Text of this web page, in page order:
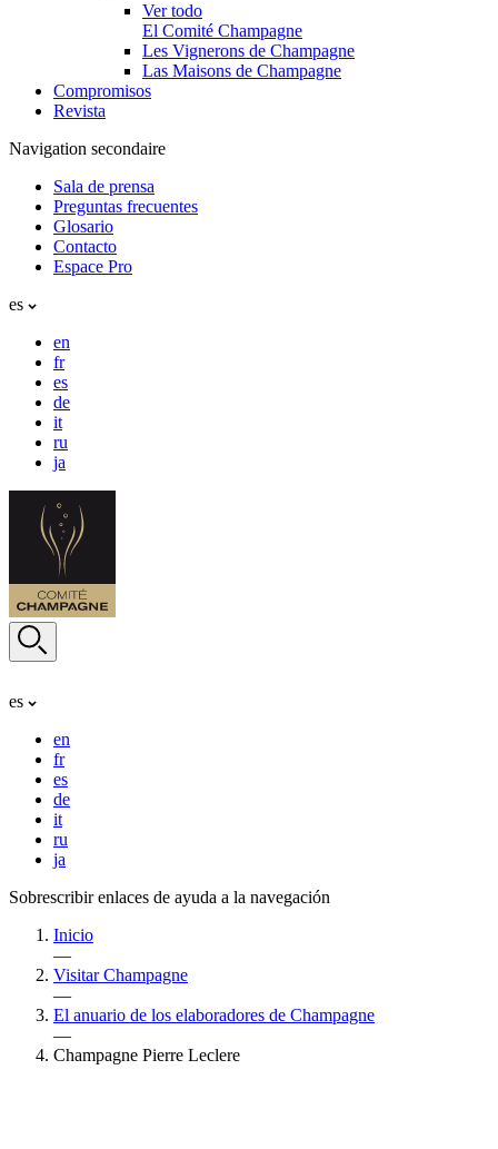
Ver todo
El Comité Champagne
Les Vignerons de Champagne
Las Maisons de Champagne
Compromisos
Revista
Navigation secondaire
Sala de prensa
Preguntas frecuentes
Glosario
Contacto
Espace Pro
es
en
fr
es
de
it
ru
ja
es
en
fr
es
de
it
ru
ja
Sobrescribir enlaces de ayuda a la navegación
Inicio
—
Visitar Champagne
—
El anuario de los elaboradores de Champagne
—
Champagne Pierre Leclere